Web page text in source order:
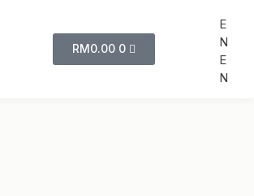
RM0.00 0
E
N
E
N